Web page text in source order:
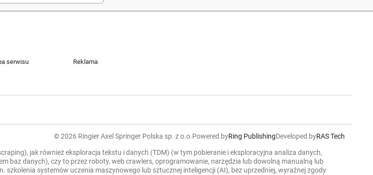
serwisu
Reklama
© 2026 Ringier Axel Springer Polska sp. z o.o.Powered byRing PublishingDeveloped byRAS Tech
jak również eksploracja tekstu i danych (TDM) (w tym pobieranie i eksploracyjna analiza danych,
baz danych), czy to przez roboty, web crawlers, oprogramowanie, narzędzia lub dowolną manualną lub
systemów uczenia maszynowego lub sztucznej inteligencji (AI), bez uprzedniej, wyraźnej zgody